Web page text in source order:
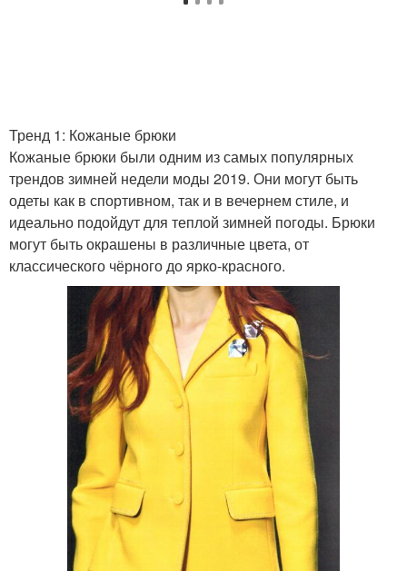
Тренд 1: Кожаные брюки
Кожаные брюки были одним из самых популярных
трендов зимней недели моды 2019. Они могут быть
одеты как в спортивном, так и в вечернем стиле, и
идеально подойдут для теплой зимней погоды. Брюки
могут быть окрашены в различные цвета, от
классического чёрного до ярко-красного.